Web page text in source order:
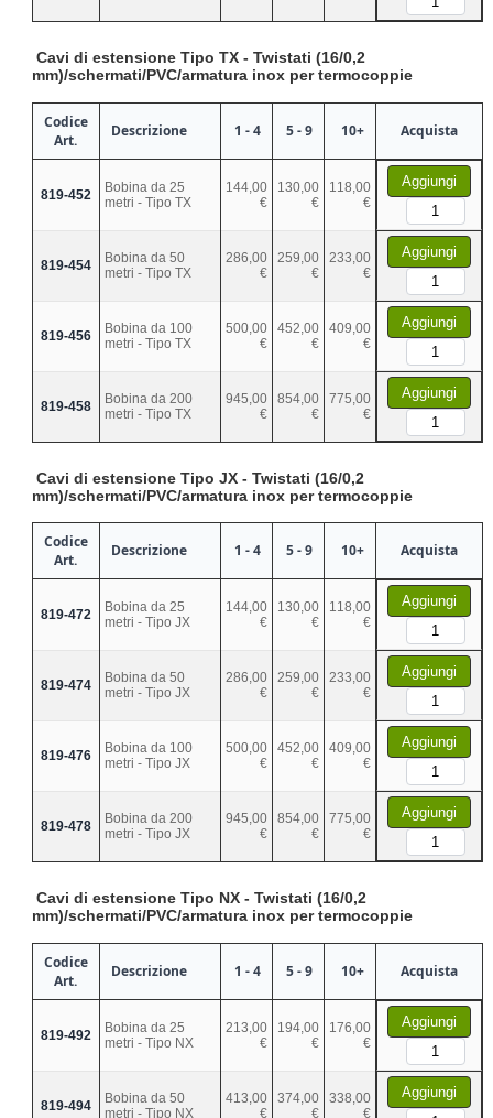
Cavi di estensione Tipo TX - Twistati (16/0,2
mm)/schermati/PVC/armatura inox per termocoppie
Codice
Art.
Descrizione 1 - 4 5 - 9 10+ Acquista
819-452
Bobina da 25
metri - Tipo TX
144,00
€
130,00
€
118,00
€
Aggiungi
819-454
Bobina da 50
metri - Tipo TX
286,00
€
259,00
€
233,00
€
Aggiungi
819-456
Bobina da 100
metri - Tipo TX
500,00
€
452,00
€
409,00
€
Aggiungi
819-458
Bobina da 200
metri - Tipo TX
945,00
€
854,00
€
775,00
€
Aggiungi
Cavi di estensione Tipo JX - Twistati (16/0,2
mm)/schermati/PVC/armatura inox per termocoppie
Codice
Art.
Descrizione 1 - 4 5 - 9 10+ Acquista
819-472
Bobina da 25
metri - Tipo JX
144,00
€
130,00
€
118,00
€
Aggiungi
819-474
Bobina da 50
metri - Tipo JX
286,00
€
259,00
€
233,00
€
Aggiungi
819-476
Bobina da 100
metri - Tipo JX
500,00
€
452,00
€
409,00
€
Aggiungi
819-478
Bobina da 200
metri - Tipo JX
945,00
€
854,00
€
775,00
€
Aggiungi
Cavi di estensione Tipo NX - Twistati (16/0,2
mm)/schermati/PVC/armatura inox per termocoppie
Codice
Art.
Descrizione 1 - 4 5 - 9 10+ Acquista
819-492
Bobina da 25
metri - Tipo NX
213,00
€
194,00
€
176,00
€
Aggiungi
819-494
Bobina da 50
metri - Tipo NX
413,00
€
374,00
€
338,00
€
Aggiungi